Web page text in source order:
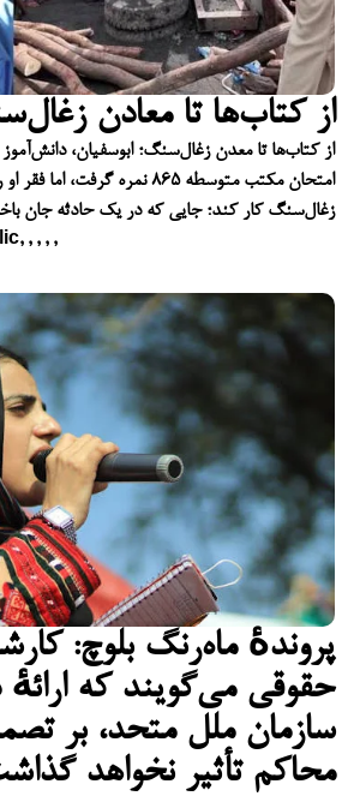
از کتاب‌ها تا معادن
از کتاب‌ها تا معدن زغال‌سنگ؛ ابوسفیان، دانش‌آموز
امتحان مکتب متوسطه ۸۶۵ نمره
زغال‌سنگ کار کند؛ جایی که در یک حادثه جان
, , , , ,
پروندهٔ ماه‌رنگ بلوچ:
حقوقی می‌گویند که
سازمان ملل متحد، بر
محاکم تأثیر نخواهد